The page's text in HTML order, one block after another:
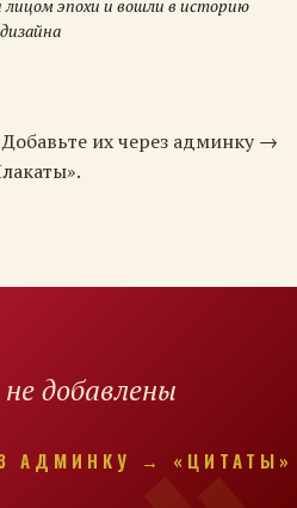
эпохи и вошли в историю
дизайна
их через админку →
добавлены
АДМИНКУ → «ЦИТАТЫ»